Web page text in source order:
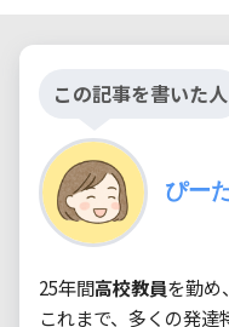
この記事を書いた人
ぴー
25年間高校教員を勤め
これまで、多くの発